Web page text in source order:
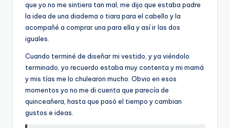
que yo no me sintiera tan mal, me dijo que estaba padre
la idea de una diadema o tiara para el cabello y la
acompañé a comprar una para ella y así­ ir las dos
iguales.
Cuando terminé de diseñar mi vestido, y ya viéndolo
terminado, yo recuerdo estaba muy contenta y mi mamá
y mis tí­as me lo chulearon mucho. Obvio en esos
momentos yo no me di cuenta que parecí­a de
quinceañera, hasta que pasó el tiempo y cambian
gustos e ideas.